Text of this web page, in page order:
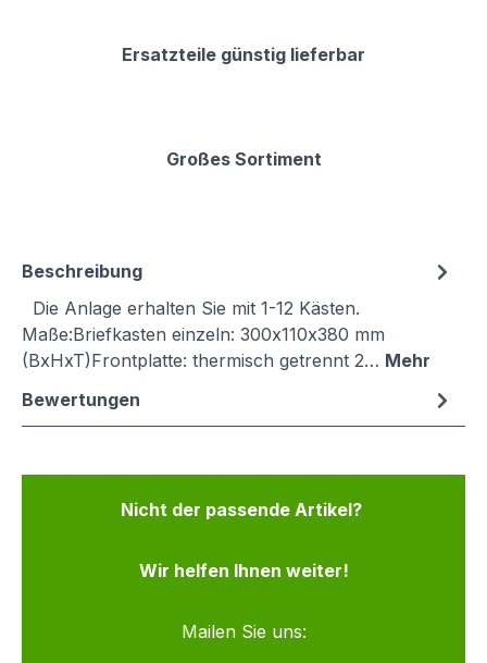
Ersatzteile günstig lieferbar
Großes Sortiment
Beschreibung
Die Anlage erhalten Sie mit 1-12 Kästen.
Maße:Briefkasten einzeln: 300x110x380 mm
(BxHxT)Frontplatte: thermisch getrennt 2… Mehr
Bewertungen
Nicht der passende Artikel?
Wir helfen Ihnen weiter!
Mailen Sie uns: